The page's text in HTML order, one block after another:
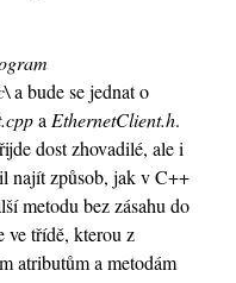
a bude se jednat o
a EthernetClient.h.
dost zhovadilé, ale i
najít způsob, jak v C++
metodu bez zásahu do
ve třídě, kterou z
atributům a metodám